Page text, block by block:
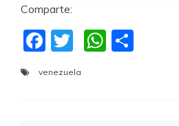
Comparte:
F
c
T
w
itt
W
venezuela